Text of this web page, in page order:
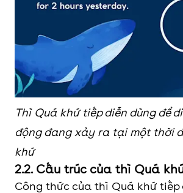
Thì Quá khứ tiếp diễn dùng để
động đang xảy ra tại một thời
khứ
2.2. Cấu trúc của thì Quá
Công thức của thì Quá khứ tiếp